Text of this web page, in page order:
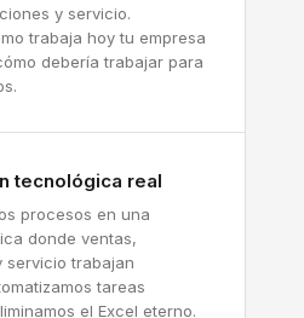
y servicio.
trabaja hoy tu empresa
debería trabajar para
tecnológica real
procesos en una
donde ventas,
servicio trabajan
tareas
el Excel eterno.